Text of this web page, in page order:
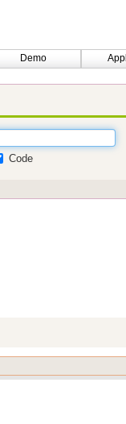
Demo
Code